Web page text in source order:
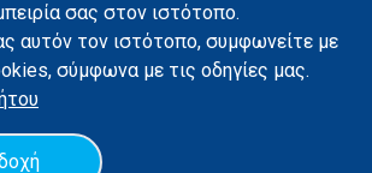
σας στον ιστότοπο.
αυτόν τον ιστότοπο, συμφωνείτε με
σύμφωνα με τις οδηγίες μας.
Όροι χρήσης